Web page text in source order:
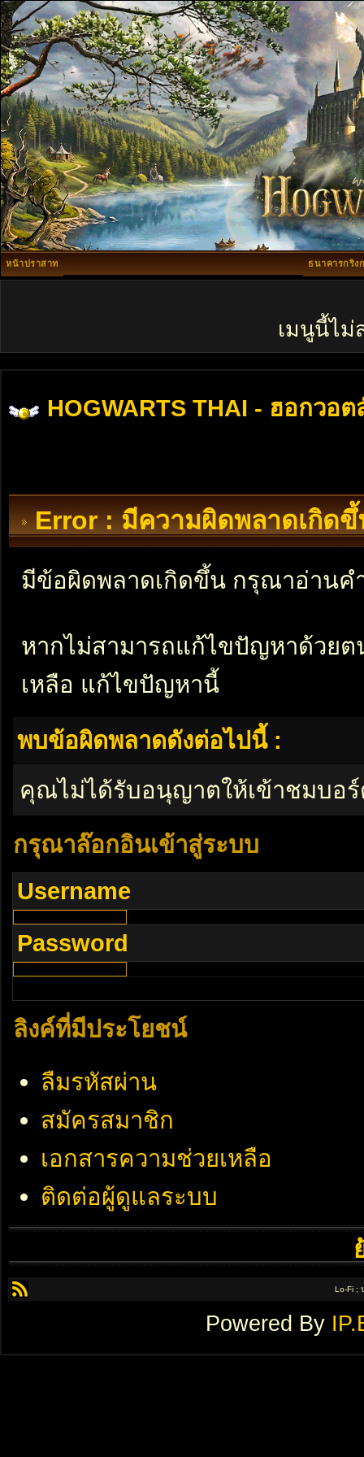
หน้าปราสาท ธนาคารกริง
เมนูนี้ไม่
HOGWARTS THAI - ฮอกวอต
Error : มีความผิดพลาดเกิดขึ้
มีข้อผิดพลาดเกิดขึ้น กรุณาอ่านค
หากไม่สามารถแก้ไขปัญหาด้วย
เหลือ แก้ไขปัญหานี้
พบข้อผิดพลาดดังต่อไปนี้ :
คุณไม่ได้รับอนุญาตให้เข้าชมบอ
กรุณาล๊อกอินเข้าสู่ระบบ
Username
Password
ลิงค์ที่มีประโยชน์
ลืมรหัสผ่าน
สมัครสมาชิก
เอกสารความช่วยเหลือ
ติดต่อผู้ดูแลระบบ
Lo-Fi ;
Powered By